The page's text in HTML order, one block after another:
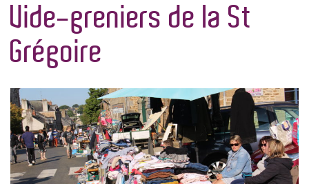
Vide-greniers de la St
Grégoire